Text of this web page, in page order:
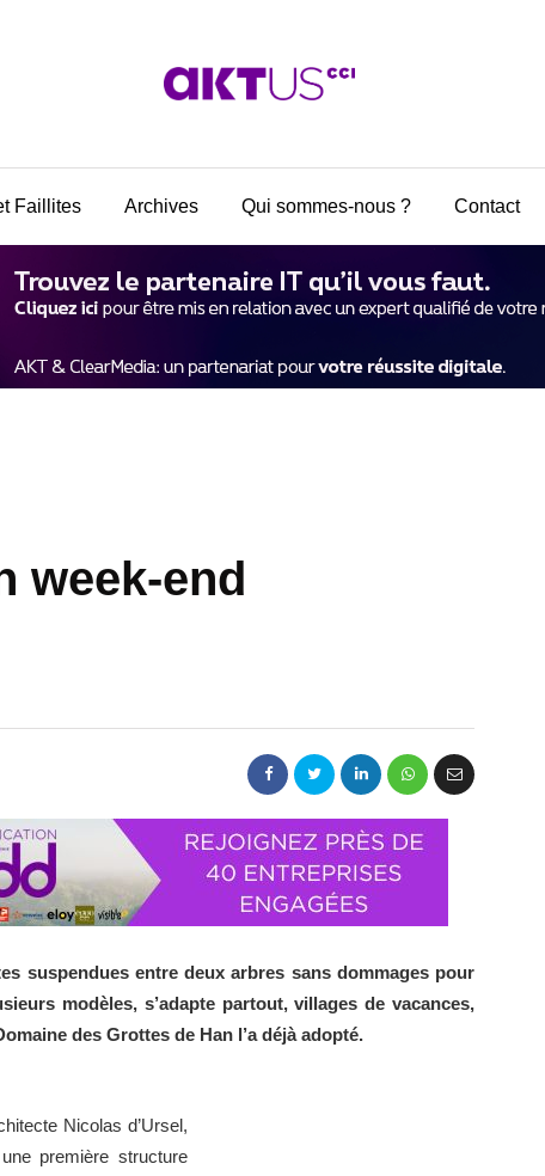
Faillites Archives Qui sommes-nous ? Contact
week-end
suspendues entre deux arbres sans dommages pour
modèles, s’adapte partout, villages de vacances,
des Grottes de Han l’a déjà adopté.
Nicolas d’Ursel,
première structure